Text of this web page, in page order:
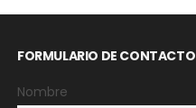
FORMULARIO DE CONTACTO
Nombre